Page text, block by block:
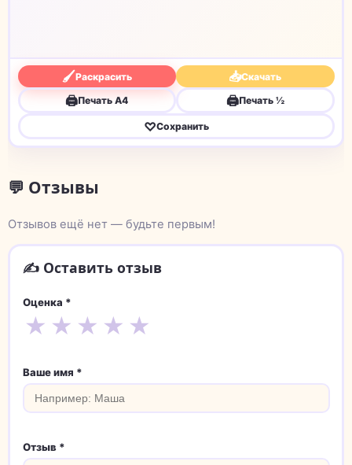
🖌Раскрасить 📥Скачать
🖨Печать A4 🖨Печать ½
♡Сохранить
💬 Отзывы
Отзывов ещё нет — будьте первым!
✍️ Оставить отзыв
Оценка *
★ ★ ★ ★ ★
Ваше имя *
Отзыв *